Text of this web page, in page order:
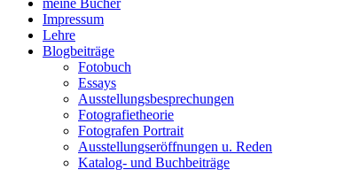
meine Bücher
Impressum
Lehre
Blogbeiträge
Fotobuch
Essays
Ausstellungsbesprechungen
Fotografietheorie
Fotografen Portrait
Ausstellungseröffnungen u. Reden
Katalog- und Buchbeiträge